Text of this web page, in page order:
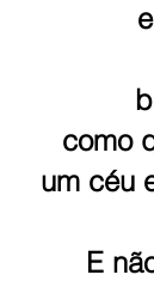
como
um céu
E